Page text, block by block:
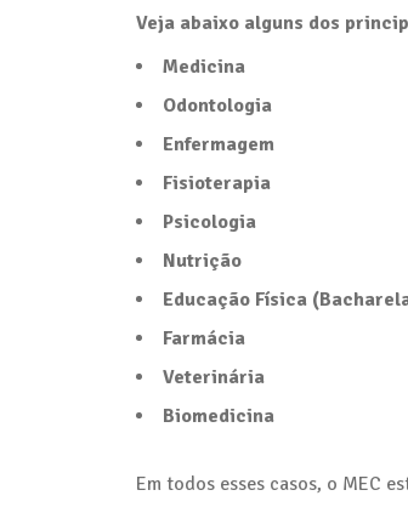
Veja abaixo alguns dos
Medicina
Odontologia
Enfermagem
Fisioterapia
Psicologia
Nutrição
Educação Física
Farmácia
Veterinária
Biomedicina
Em todos esses casos, o MEC